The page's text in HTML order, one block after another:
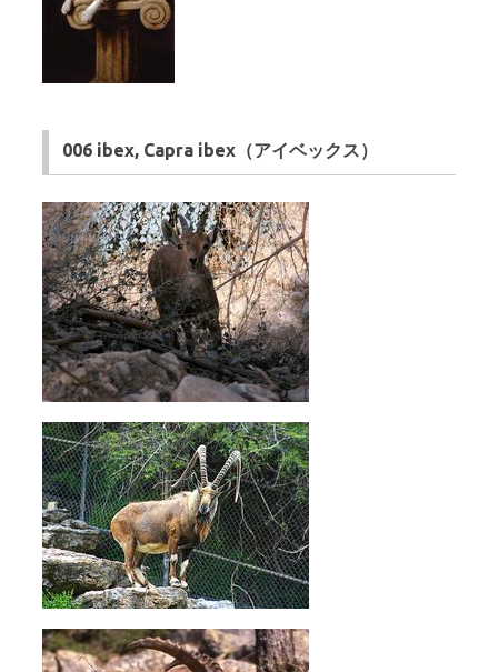
006 ibex, Capra ibex（アイベックス）